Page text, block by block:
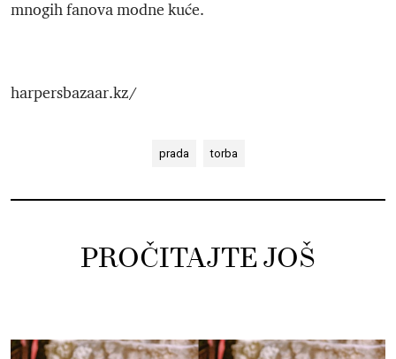
mnogih fanova modne kuće.
harpersbazaar.kz/
prada torba
PROČITAJTE JOŠ